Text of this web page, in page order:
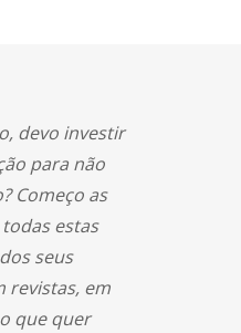
devo investir
para não
Começo as
estas
seus
revistas, em
que quer